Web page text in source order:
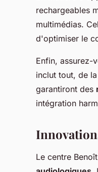
rechargeables
multimédias.
d'optimiser le
Enfin, assurez-
inclut tout, de
garantiront des
intégration
Le centre